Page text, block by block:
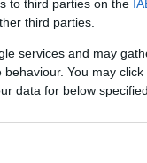
to third parties on the
third parties.
services and may
You may
data for below
kísérővé.
kevesebbek
előbb jelez, mint